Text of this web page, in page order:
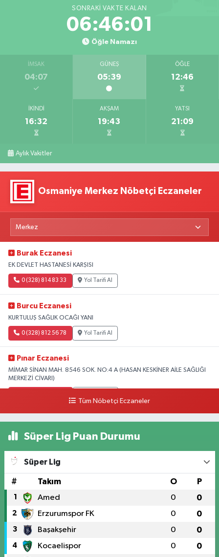
SONRAKI VAKTE KALAN
06:46:00
Öğle Namazı
İMSAK
04:07
GÜNEŞ
05:39
ÖĞLE
12:46
İKINDI
16:32
AKŞAM
19:43
YATSI
21:09
Aylık Vakitler
Osmaniye Merkez Nöbetçi Eczaneler
Burak Eczanesi
EK DEVLET HASTANESİ KARŞISI
0 (328) 814 83 33 Yol Tarifi Al
Burcu Eczanesi
KURTULUŞ SAĞLIK OCAĞI YANI
0 (328) 812 56 78 Yol Tarifi Al
Pınar Eczanesi
MİMAR SİNAN MAH. 8546 SOK. NO:4 A (HASAN KESKİNER AİLE SAĞLIĞI
MERKEZİ CİVARI)
Tüm Nöbetçi Eczaneler
Süper Lig Puan Durumu
Süper Lig
# Takım O P
1 Amed 0 0
2 Erzurumspor FK 0 0
3 Başakşehir 0 0
4 Kocaelispor 0 0